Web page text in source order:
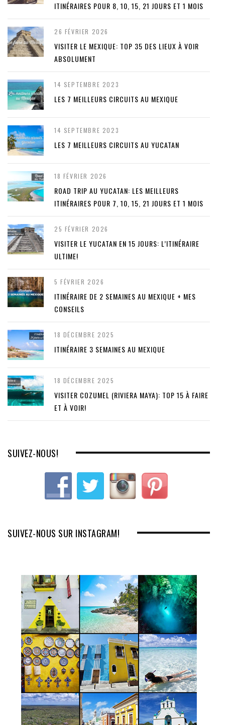
ITINÉRAIRES POUR 8, 10, 15, 21 JOURS ET 1 MOIS
26 FÉVRIER 2026
VISITER LE MEXIQUE: TOP 35 DES LIEUX À VOIR
ABSOLUMENT
14 SEPTEMBRE 2023
LES 7 MEILLEURS CIRCUITS AU MEXIQUE
14 SEPTEMBRE 2023
LES 7 MEILLEURS CIRCUITS AU YUCATAN
18 FÉVRIER 2026
ROAD TRIP AU YUCATAN: LES MEILLEURS
ITINÉRAIRES POUR 7, 10, 15, 21 JOURS ET 1 MOIS
25 FÉVRIER 2026
VISITER LE YUCATAN EN 15 JOURS: L’ITINÉRAIRE
ULTIME!
5 FÉVRIER 2026
ITINÉRAIRE DE 2 SEMAINES AU MEXIQUE + MES
CONSEILS
18 DÉCEMBRE 2025
ITINÉRAIRE 3 SEMAINES AU MEXIQUE
18 DÉCEMBRE 2025
VISITER COZUMEL (RIVIERA MAYA): TOP 15 À FAIRE
ET À VOIR!
SUIVEZ-NOUS!
SUIVEZ-NOUS SUR INSTAGRAM!